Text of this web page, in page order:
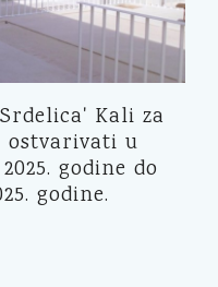
Kali za
ostvarivati u
godine do
godine.